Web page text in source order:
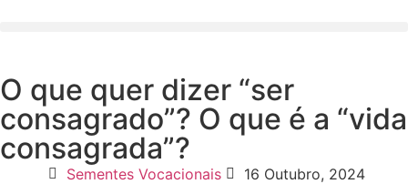
O que quer dizer “ser
consagrado”? O que é a “vida
consagrada”?
Sementes Vocacionais 16 Outubro, 2024